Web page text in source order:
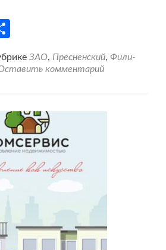
ЗАО, Пресненский, Фили-
комментарий